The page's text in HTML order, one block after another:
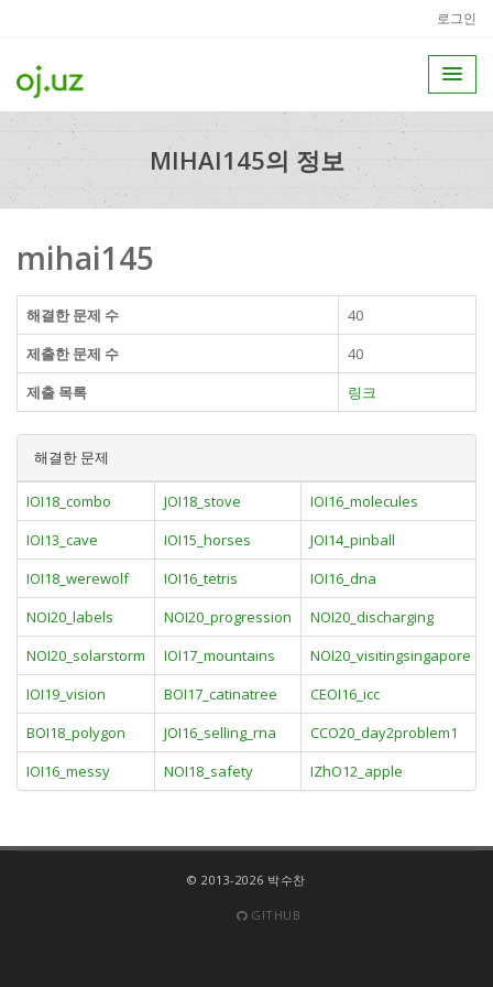
로그인
MIHAI145의 정보
mihai145
해결한 문제 수
40
제출한 문제 수
40
제출 목록
링크
해결한 문제
IOI18_combo JOI18_stove IOI16_molecules
IOI13_cave
IOI15_horses JOI14_pinball
IOI18_werewolf
IOI16_tetris IOI16_dna
NOI20_labels
NOI20_progression NOI20_discharging
NOI20_solarstorm
IOI17_mountains NOI20_visitingsingapore
IOI19_vision
BOI17_catinatree CEOI16_icc
BOI18_polygon
JOI16_selling_rna CCO20_day2problem1
IOI16_messy
NOI18_safety IZhO12_apple
© 2013-2026 박수찬
GITHUB